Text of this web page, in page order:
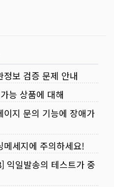
정보 검증 문제 안내
능 상품에 대해
이지 문의 기능에 장애가
메세지에 주의하세요!
익일발송의 테스트가 중